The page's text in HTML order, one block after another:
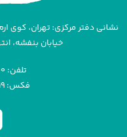
نشانی دفتر مرکزی: تهران، کوی
خیابان بنفشه،
تلفن: ۰۲۱۴۷۱۹۰۰۰۰
فکس: ۰۲۱۴۴۳۶۰۸۹۹